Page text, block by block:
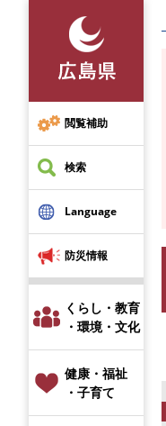
先
頭
で
す
閲覧補助
検索
Language
防災情報
くらし・教育
・環境・文化
健康・福祉
・子育て